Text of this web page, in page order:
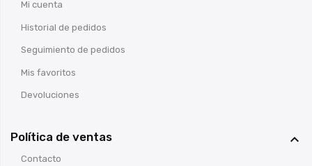
Mi cuenta
Historial de pedidos
Seguimiento de pedidos
Mis favoritos
Devoluciones
Política de ventas 
Contacto